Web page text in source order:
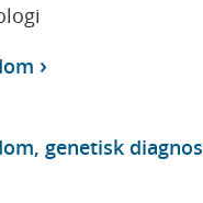
genetisk